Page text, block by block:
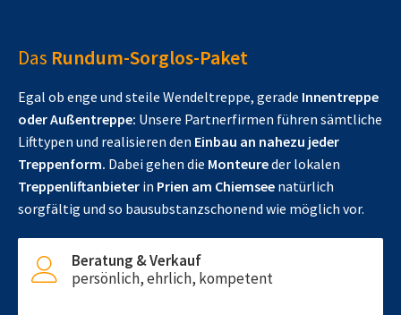
Das Rundum-Sorglos-Paket
Egal ob enge und steile Wendeltreppe, gerade Innentreppe
oder Außentreppe: Unsere Partnerfirmen führen sämtliche
Lifttypen und realisieren den Einbau an nahezu jeder
Treppenform. Dabei gehen die Monteureder lokalen
Treppenliftanbieter in Prien am Chiemsee natürlich
sorgfältig und so bausubstanzschonend wie möglich vor.
Beratung & Verkauf
persönlich, ehrlich, kompetent